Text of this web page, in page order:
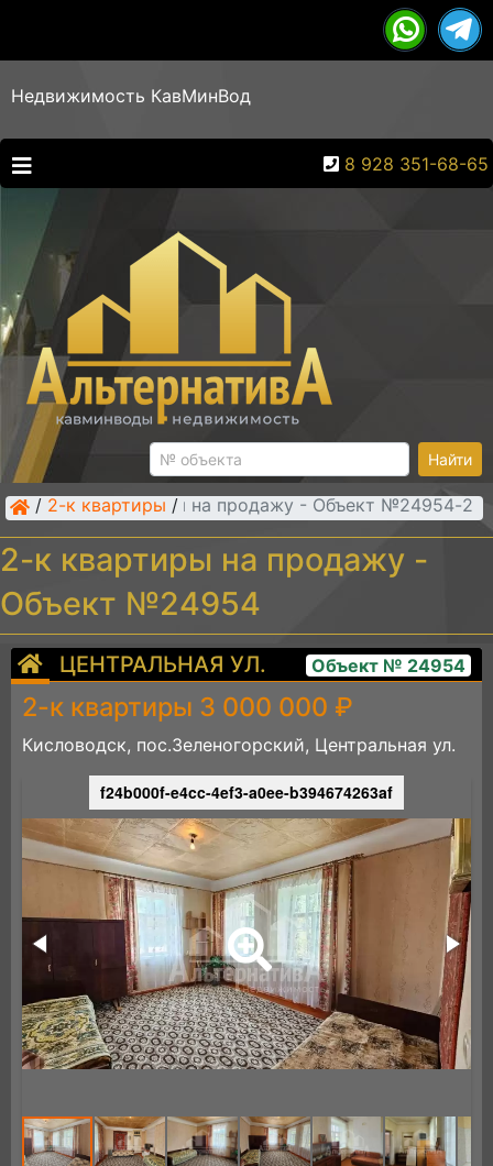
Недвижимость КавМинВод
8 928 351-68-65
Найти
/ 2-к квартиры / 2-к квартиры на продажу - Объект №24954
2-к квартиры на продажу -
Объект №24954
ЦЕНТРАЛЬНАЯ УЛ. Объект № 24954
2-к квартиры 3 000 000 ₽
Кисловодск, пос.Зеленогорский, Центральная ул.
f24b000f-e4cc-4ef3-a0ee-b394674263af